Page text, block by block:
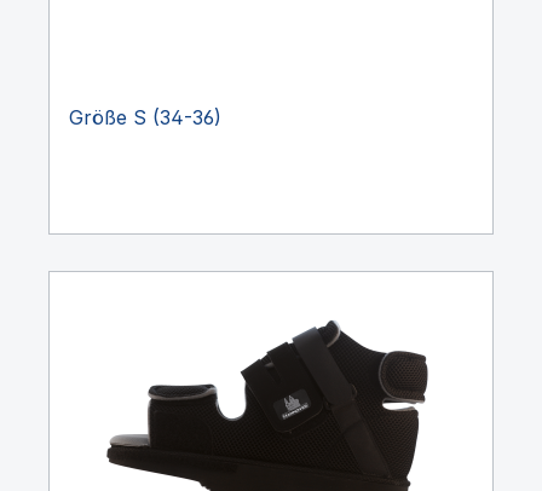
Größe S (34-36)